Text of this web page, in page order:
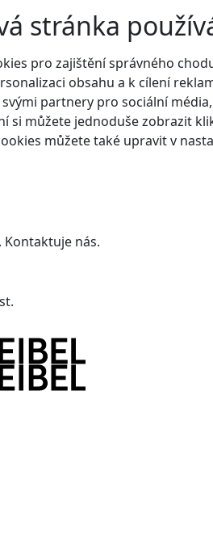
stránka
pro zajištění správného
obsahu a k cílení
partnery pro sociální
si můžete jednoduše zobrazit
můžete také upravit v
Kontaktuje nás.